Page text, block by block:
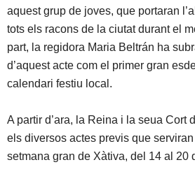
aquest grup de joves, que portaran
tots els racons de la ciutat durant el
part, la regidora Maria Beltrán ha
d’aquest acte com el primer gran
calendari festiu local.
A partir d’ara, la Reina i la seua Cort
els diversos actes previs que
setmana gran de Xàtiva, del 14 al 20